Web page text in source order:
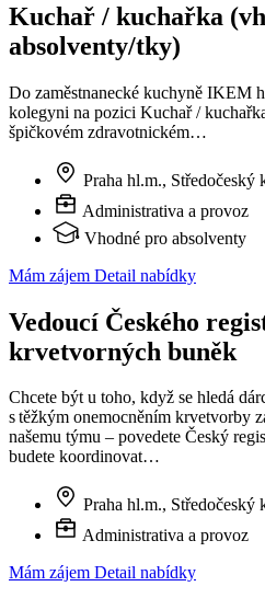
Kuchař / kuchařka
absolventy/tky)
Do zaměstnanecké kuchyně IKEM
kolegyni na pozici Kuchař /
špičkovém zdravotnickém…
Praha hl.m., Středočeský
Administrativa a provoz
Vhodné pro absolventy
Mám zájem Detail nabídky
Vedoucí Českého
krvetvorných buněk
Chcete být u toho, když se hledá
s těžkým onemocněním krvetvorby
našemu týmu – povedete Český
budete koordinovat…
Praha hl.m., Středočeský
Administrativa a provoz
Mám zájem Detail nabídky